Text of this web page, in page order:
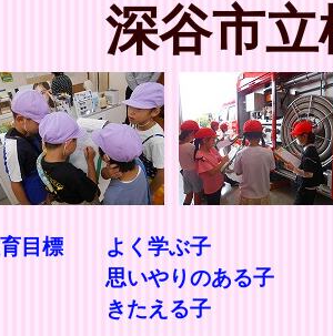
深谷市
育目標 よく学ぶ子
る子
子